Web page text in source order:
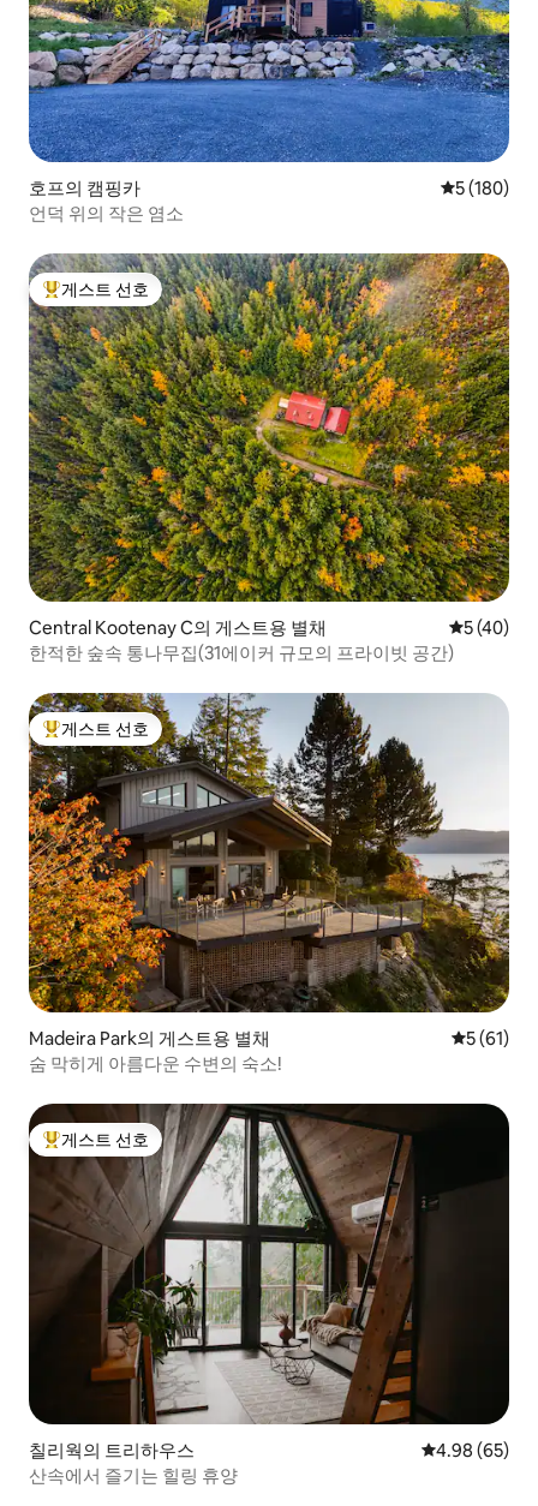
호프의 캠핑카 평점 5점(5
5 (180)
언덕 위의 작은 염소
상위 게스트 선호
게스트 선호
Central Kootenay C의 게스트용 별채 평점 5점(5
5 (40)
한적한 숲속 통나무집(31에이커 규모의 프라이빗 공간)
상위 게스트 선호
게스트 선호
Madeira Park의 게스트용 별채 평점 5점
5 (61)
숨 막히게 아름다운 수변의 숙소!
상위 게스트 선호
게스트 선호
칠리웍의 트리하우스 평점 4.98점(5
4.98 (65)
산속에서 즐기는 힐링 휴양